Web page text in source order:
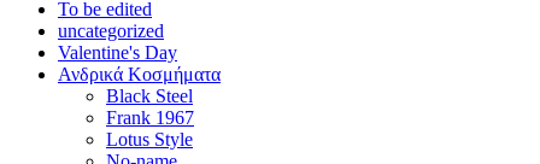
To be edited
uncategorized
Valentine's Day
Ανδρικά Κοσμήματα
Black Steel
Frank 1967
Lotus Style